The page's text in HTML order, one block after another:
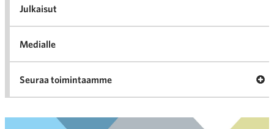
Julkaisut
Medialle
Seuraa toimintaamme